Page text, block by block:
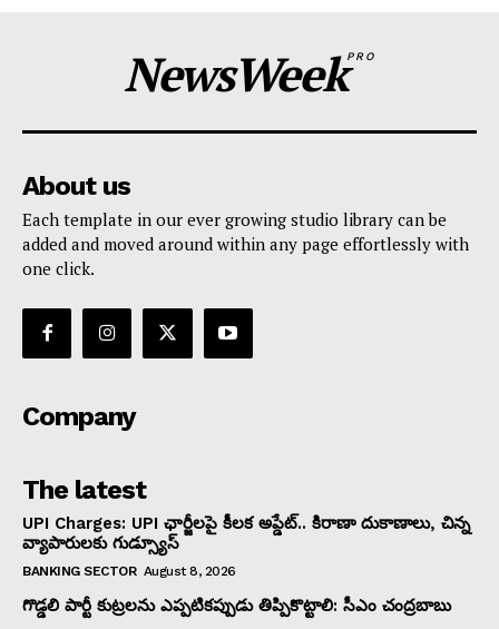
NewsWeekPRO
About us
Each template in our ever growing studio library can be
added and moved around within any page effortlessly with
one click.
Company
The latest
UPI Charges: UPI ఛార్జీలపై కీలక అప్డేట్.. కిరాణా దుకాణాలు, చిన్న
వ్యాపారులకు గుడ్స్యూస్
BANKING SECTOR August 8, 2026
గొడ్డలి పార్టీ కుట్రలను ఎప్పటికప్పుడు తిప్పికొట్టాలి: సీఎం చంద్రబాబు